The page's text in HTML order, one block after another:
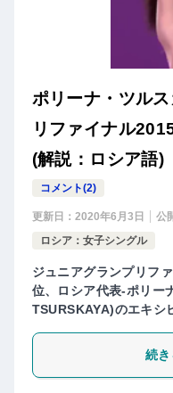
ポリーナ・ツル
リファイナル
(解説：ロシア語)
コメント(2)
更新日： 2020年6月3日 公
ロシア：女子シングル
ジュニアグランプリフ
位、ロシア代表-ポリー
TSURSKAYA)のエキシ
続